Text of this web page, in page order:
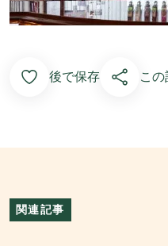
Add to Favorites
後で保存 こ
関連記事